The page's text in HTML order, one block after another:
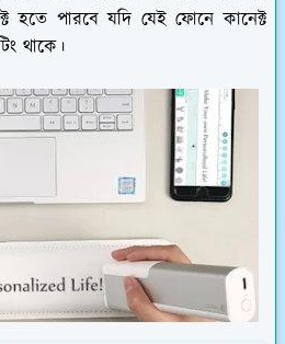
হতে পারবে যদি যেই ফোনে কানেক্ট
থাকে।